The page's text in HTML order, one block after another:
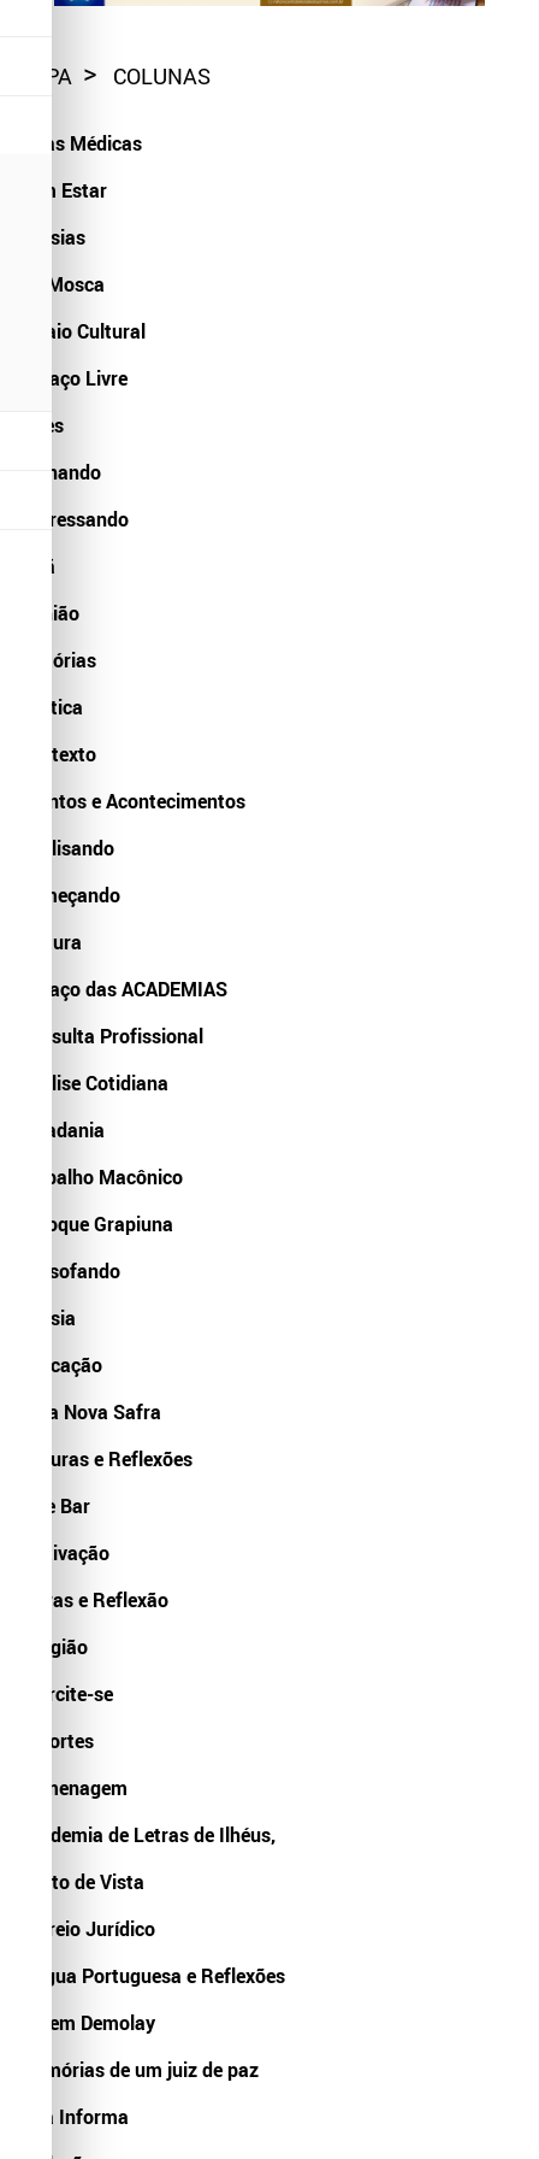
CAPA COLUNAS
Dicas Médicas
Bem Estar
Poesias
Na Mosca
Balaio Cultural
Espaço Livre
Artes
Opinando
Expressando
Divã
Opnião
Histórias
Política
Contexto
Eventos e Acontecimentos
Analisando
Começando
Cultura
Espaço das ACADEMIAS
Consulta Profissional
Análise Cotidiana
Cidadania
Trabalho Macônico
Enfoque Grapiuna
Filosofando
Poesia
Educação
Uma Nova Safra
Leituras e Reflexões
Cine Bar
Motivação
Letras e Reflexão
Religião
Exercite-se
Esportes
Homenagem
Academia de Letras de Ilhéus,
Ponto de Vista
Correio Jurídico
Lingua Portuguesa e Reflexões
Ordem Demolay
Memórias de um juiz de paz
Fala Informa